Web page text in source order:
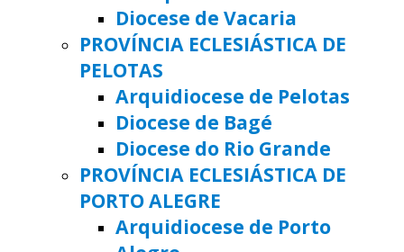
Diocese de Vacaria
PROVÍNCIA ECLESIÁSTICA DE
PELOTAS
Arquidiocese de Pelotas
Diocese de Bagé
Diocese do Rio Grande
PROVÍNCIA ECLESIÁSTICA DE
PORTO ALEGRE
Arquidiocese de Porto